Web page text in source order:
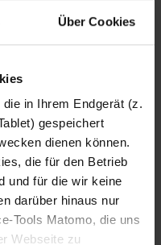
Über Cookies
in Ihrem Endgerät (z.
gespeichert
dienen können.
die für den Betrieb
und für die wir keine
darüber hinaus nur
Tools Matomo, die uns
Webseite zu
Lorenz